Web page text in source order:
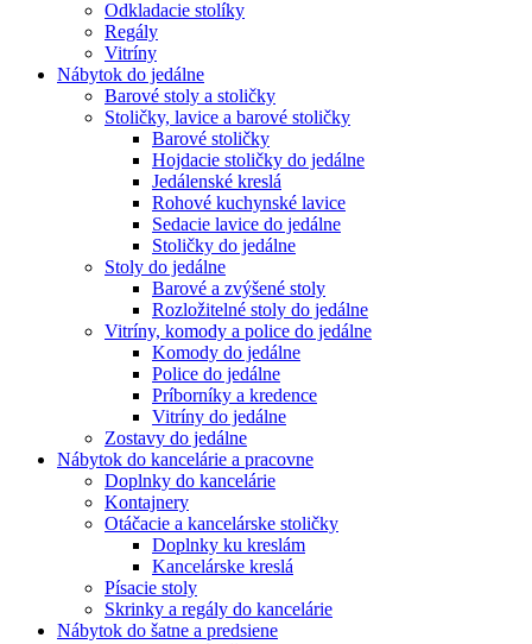
Odkladacie stolíky
Regály
Vitríny
Nábytok do jedálne
Barové stoly a stoličky
Stoličky, lavice a barové stoličky
Barové stoličky
Hojdacie stoličky do jedálne
Jedálenské kreslá
Rohové kuchynské lavice
Sedacie lavice do jedálne
Stoličky do jedálne
Stoly do jedálne
Barové a zvýšené stoly
Rozložitelné stoly do jedálne
Vitríny, komody a police do jedálne
Komody do jedálne
Police do jedálne
Príborníky a kredence
Vitríny do jedálne
Zostavy do jedálne
Nábytok do kancelárie a pracovne
Doplnky do kancelárie
Kontajnery
Otáčacie a kancelárske stoličky
Doplnky ku kreslám
Kancelárske kreslá
Písacie stoly
Skrinky a regály do kancelárie
Nábytok do šatne a predsiene